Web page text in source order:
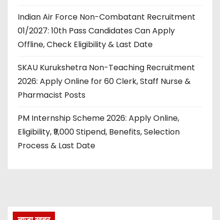
Indian Air Force Non-Combatant Recruitment
01/2027: 10th Pass Candidates Can Apply
Offline, Check Eligibility & Last Date
SKAU Kurukshetra Non-Teaching Recruitment
2026: Apply Online for 60 Clerk, Staff Nurse &
Pharmacist Posts
PM Internship Scheme 2026: Apply Online,
Eligibility, ₹9,000 Stipend, Benefits, Selection
Process & Last Date